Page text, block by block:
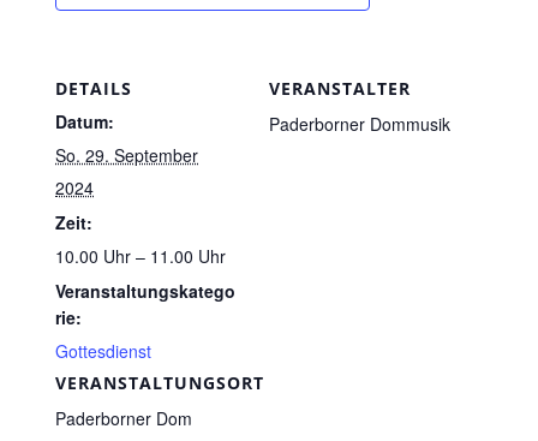
DETAILS
Datum:
So. 29. September
2024
Zeit:
10.00 Uhr – 11.00 Uhr
Veranstaltungskatego
rie:
Gottesdienst
VERANSTALTUNGSORT
Paderborner Dom
VERANSTALTER
Paderborner Dommusik